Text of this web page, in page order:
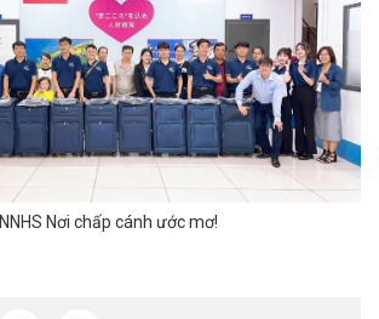
NNHS Nơi chấp cánh ước mơ!